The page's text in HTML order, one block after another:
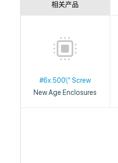
相关产品
#6x.500\" Screw
New Age Enclosures